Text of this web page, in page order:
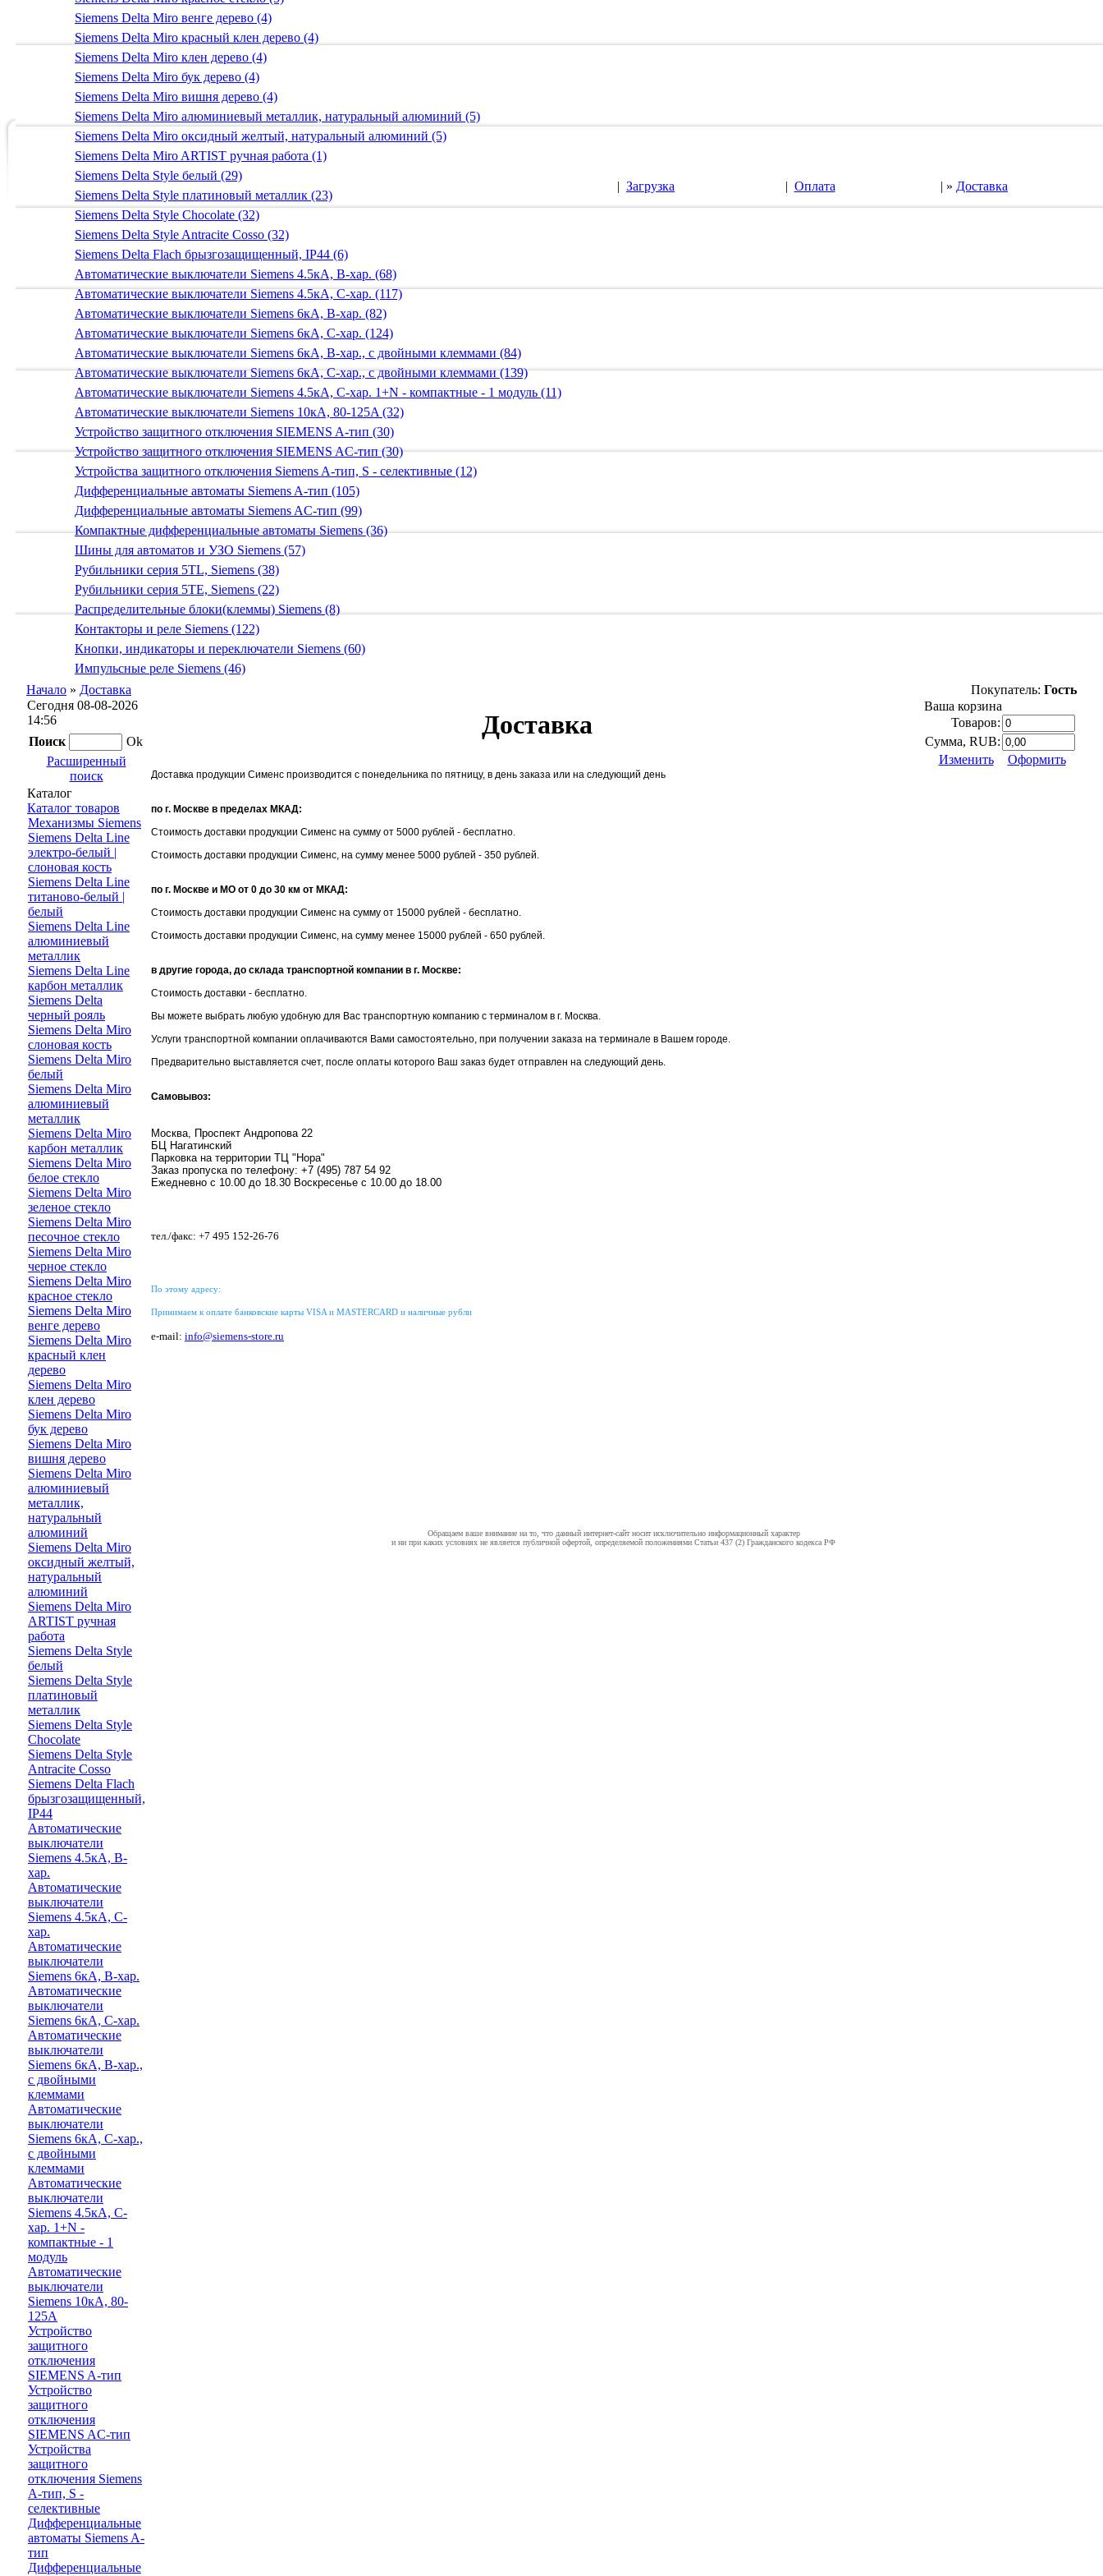
Siemens Delta Miro венге дерево (4)
Siemens Delta Miro красный клен дерево (4)
Siemens Delta Miro клен дерево (4)
Siemens Delta Miro бук дерево (4)
Siemens Delta Miro вишня дерево (4)
Siemens Delta Miro алюминиевый металлик, натуральный алюминий (5)
Siemens Delta Miro оксидный желтый, натуральный алюминий (5)
Siemens Delta Miro ARTIST ручная работа (1)
Siemens Delta Style белый (29)
Siemens Delta Style платиновый металлик (23)
Siemens Delta Style Chocolate (32)
Siemens Delta Style Antracite Cosso (32)
Siemens Delta Flach брызгозащищенный, IP44 (6)
Автоматические выключатели Siemens 4.5кА, B-хар. (68)
Автоматические выключатели Siemens 4.5кА, C-хар. (117)
Автоматические выключатели Siemens 6кА, B-хар. (82)
Автоматические выключатели Siemens 6кА, С-хар. (124)
Автоматические выключатели Siemens 6кА, B-хар., с двойными клеммами (84)
Автоматические выключатели Siemens 6кА, C-хар., с двойными клеммами (139)
Автоматические выключатели Siemens 4.5кА, C-хар. 1+N - компактные - 1 модуль (11)
Автоматические выключатели Siemens 10кА, 80-125A (32)
Устройство защитного отключения SIEMENS A-тип (30)
Устройство защитного отключения SIEMENS AС-тип (30)
Устройства защитного отключения Siemens A-тип, S - селективные (12)
Дифференциальные автоматы Siemens A-тип (105)
Дифференциальные автоматы Siemens AС-тип (99)
Компактные дифференциальные автоматы Siemens (36)
Шины для автоматов и УЗО Siemens (57)
Рубильники серия 5TL, Siemens (38)
Рубильники серия 5TE, Siemens (22)
Распределительные блоки(клеммы) Siemens (8)
Контакторы и реле Siemens (122)
Кнопки, индикаторы и переключатели Siemens (60)
Импульсные реле Siemens (46)
| Загрузка | Оплата | » Доставка
Начало » Доставка Покупатель: Гость
Сегодня 08-08-2026
14:56
Поиск
Ok
Расширенный
поиск
Каталог
Каталог товаров
Механизмы Siemens
Siemens Delta Line
электро-белый |
слоновая кость
Siemens Delta Line
титаново-белый |
белый
Siemens Delta Line
алюминиевый
металлик
Siemens Delta Line
карбон металлик
Siemens Delta
черный рояль
Siemens Delta Miro
слоновая кость
Siemens Delta Miro
белый
Siemens Delta Miro
алюминиевый
металлик
Siemens Delta Miro
карбон металлик
Siemens Delta Miro
белое стекло
Siemens Delta Miro
зеленое стекло
Siemens Delta Miro
песочное стекло
Siemens Delta Miro
черное стекло
Siemens Delta Miro
красное стекло
Siemens Delta Miro
венге дерево
Siemens Delta Miro
красный клен
дерево
Siemens Delta Miro
клен дерево
Siemens Delta Miro
бук дерево
Siemens Delta Miro
вишня дерево
Siemens Delta Miro
алюминиевый
металлик,
натуральный
алюминий
Siemens Delta Miro
оксидный желтый,
натуральный
алюминий
Siemens Delta Miro
ARTIST ручная
работа
Siemens Delta Style
белый
Siemens Delta Style
платиновый
металлик
Siemens Delta Style
Chocolate
Siemens Delta Style
Antracite Cosso
Siemens Delta Flach
брызгозащищенный,
IP44
Автоматические
выключатели
Siemens 4.5кА, B-
хар.
Автоматические
выключатели
Siemens 4.5кА, C-
хар.
Автоматические
выключатели
Siemens 6кА, B-хар.
Автоматические
выключатели
Siemens 6кА, С-хар.
Автоматические
выключатели
Siemens 6кА, B-хар.,
с двойными
клеммами
Автоматические
выключатели
Siemens 6кА, C-хар.,
с двойными
клеммами
Автоматические
выключатели
Siemens 4.5кА, C-
хар. 1+N -
компактные - 1
модуль
Автоматические
выключатели
Siemens 10кА, 80-
125A
Устройство
защитного
отключения
SIEMENS A-тип
Устройство
защитного
отключения
SIEMENS AС-тип
Устройства
защитного
отключения Siemens
A-тип, S -
селективные
Дифференциальные
автоматы Siemens A-
тип
Дифференциальные
Доставка
Ваша корзина
Товаров:
Сумма, RUB:
Изменить
Оформить
Доставка продукции Сименс производится с понедельника по пятницу, в день заказа или на следующий день
по г. Москве в пределах МКАД:
Стоимость доставки продукции Сименс на сумму от 5000 рублей - бесплатно.
Стоимость доставки продукции Сименс, на сумму менее 5000 рублей - 350 рублей.
по г. Москве и МО от 0 до 30 км от МКАД:
Стоимость доставки продукции Сименс на сумму от 15000 рублей - бесплатно.
Стоимость доставки продукции Сименс, на сумму менее 15000 рублей - 650 рублей.
в другие города, до склада транспортной компании в г. Москве:
Стоимость доставки - бесплатно.
Вы можете выбрать любую удобную для Вас транспортную компанию с терминалом в г. Москва.
Услуги транспортной компании оплачиваются Вами самостоятельно, при получении заказа на терминале в Вашем городе.
Предварительно выставляется счет, после оплаты которого Ваш заказ будет отправлен на следующий день.
Самовывоз:
Москва, Проспект Андропова 22
БЦ Нагатинский
Парковка на территории ТЦ "Нора"
Заказ пропуска по телефону: +7 (495) 787 54 92
Ежедневно с 10.00 до 18.30 Воскресенье с 10.00 до 18.00
тел./факс: +7 495 152-26-76
По этому адресу:
Принимаем к оплате банковские карты VISA и MASTERCARD и наличные рубли
e-mail: info@siemens-store.ru
Обращаем ваше внимание на то, что данный интернет-сайт носит исключительно информационный характер
и ни при каких условиях не является публичной офертой, определяемой положениями Статьи 437 (2) Гражданского кодекса РФ